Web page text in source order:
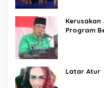
Kerusakan
Program
Latar Atur